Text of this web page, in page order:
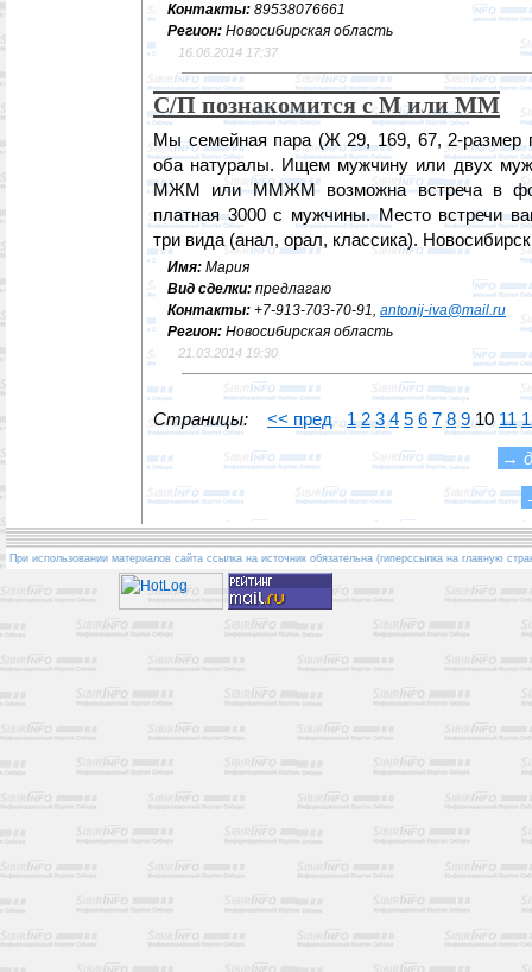
Контакты: 89538076661
Регион: Новосибирская область
16.06.2014 17:37
С/П познакомится с М или ММ
Мы семейная пара (Ж 29, 169, 67, 2-размер
оба натуралы. Ищем мужчину или двух
МЖМ или ММЖМ возможна встреча в
платная 3000 с мужчины. Место встречи
три вида (анал, орал, классика).
Имя: Мария
Вид сделки: предлагаю
Контакты: +7-913-703-70-91, antonij-iva@mail.ru
Регион: Новосибирская область
21.03.2014 19:30
Страницы: << пред 1 2 3 4 5 6 7 8 910 11
→
При использовании материалов сайта ссылка на источник обязательна (гиперссылка на главную